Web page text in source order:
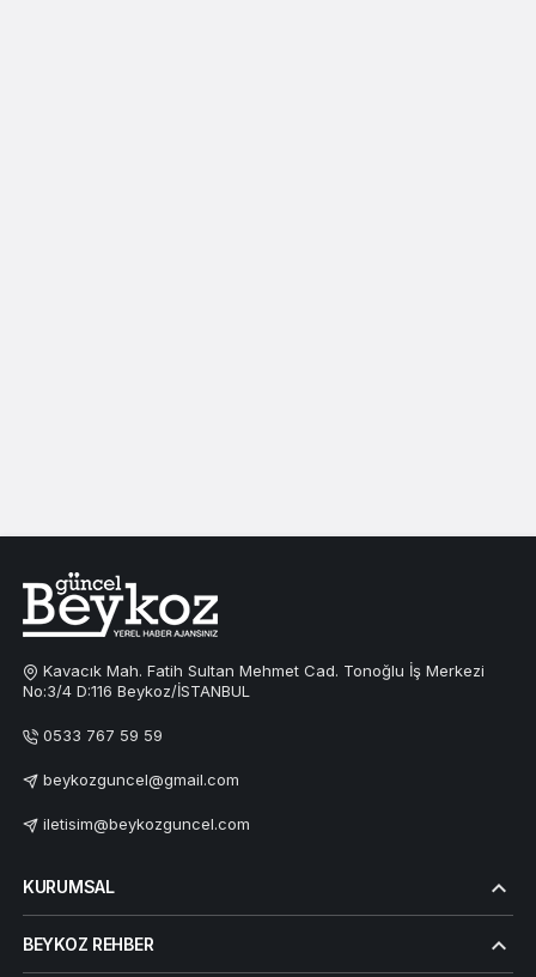
Kavacık Mah. Fatih Sultan Mehmet Cad. Tonoğlu İş Merkezi
No:3/4 D:116 Beykoz/İSTANBUL
0533 767 59 59
beykozguncel@gmail.com
iletisim@beykozguncel.com
KURUMSAL
BEYKOZ REHBER